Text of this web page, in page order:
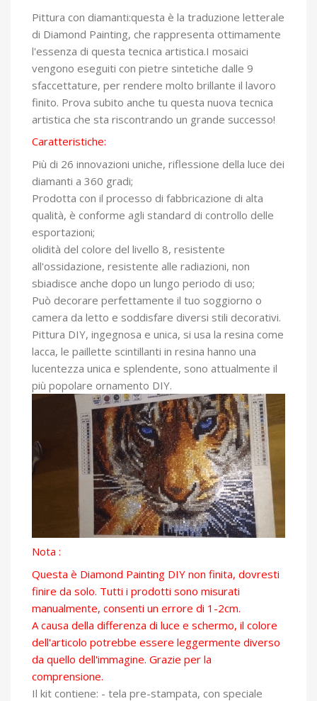
Pittura con diamanti:questa è la traduzione letterale
di Diamond Painting, che rappresenta ottimamente
l'essenza di questa tecnica artistica.I mosaici
vengono eseguiti con pietre sintetiche dalle 9
sfaccettature, per rendere molto brillante il lavoro
finito. Prova subito anche tu questa nuova tecnica
artistica che sta riscontrando un grande successo!
Caratteristiche:
Più di 26 innovazioni uniche, riflessione della luce dei
diamanti a 360 gradi;
Prodotta con il processo di fabbricazione di alta
qualità, è conforme agli standard di controllo delle
esportazioni;
olidità del colore del livello 8, resistente
all'ossidazione, resistente alle radiazioni, non
sbiadisce anche dopo un lungo periodo di uso;
Può decorare perfettamente il tuo soggiorno o
camera da letto e soddisfare diversi stili decorativi.
Pittura DIY, ingegnosa e unica, si usa la resina come
lacca, le paillette scintillanti in resina hanno una
lucentezza unica e splendente, sono attualmente il
più popolare ornamento DIY.
Nota :
Questa è Diamond Painting DIY non finita, dovresti
finire da solo. Tutti i prodotti sono misurati
manualmente, consenti un errore di 1-2cm.
A causa della differenza di luce e schermo, il colore
dell'articolo potrebbe essere leggermente diverso
da quello dell'immagine. Grazie per la
comprensione.
Il kit contiene: - tela pre-stampata, con speciale